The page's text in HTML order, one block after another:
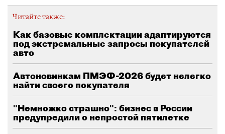
Читайте также:
Как базовые комплектации адаптируются
под экстремальные запросы покупателей
авто
Автоновинкам ПМЭФ-2026 будет нелегко
найти своего покупателя
"Немножко страшно": бизнес в России
предупредили о непростой пятилетке